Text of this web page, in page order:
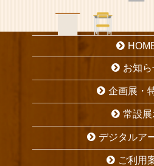
お知
企画展・
常設展
デジタルア
ご利用